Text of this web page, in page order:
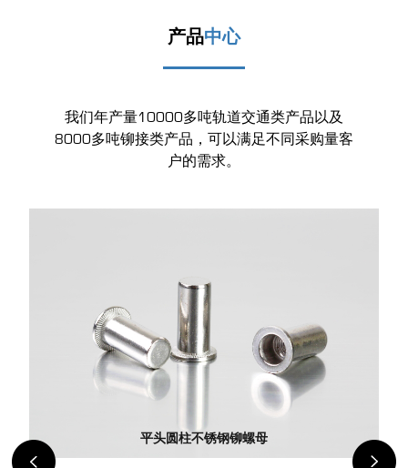
产品中心
我们年产量10000多吨轨道交通类产品以及
8000多吨铆接类产品，可以满足不同采购量客
户的需求。
平头圆柱不锈钢铆螺母